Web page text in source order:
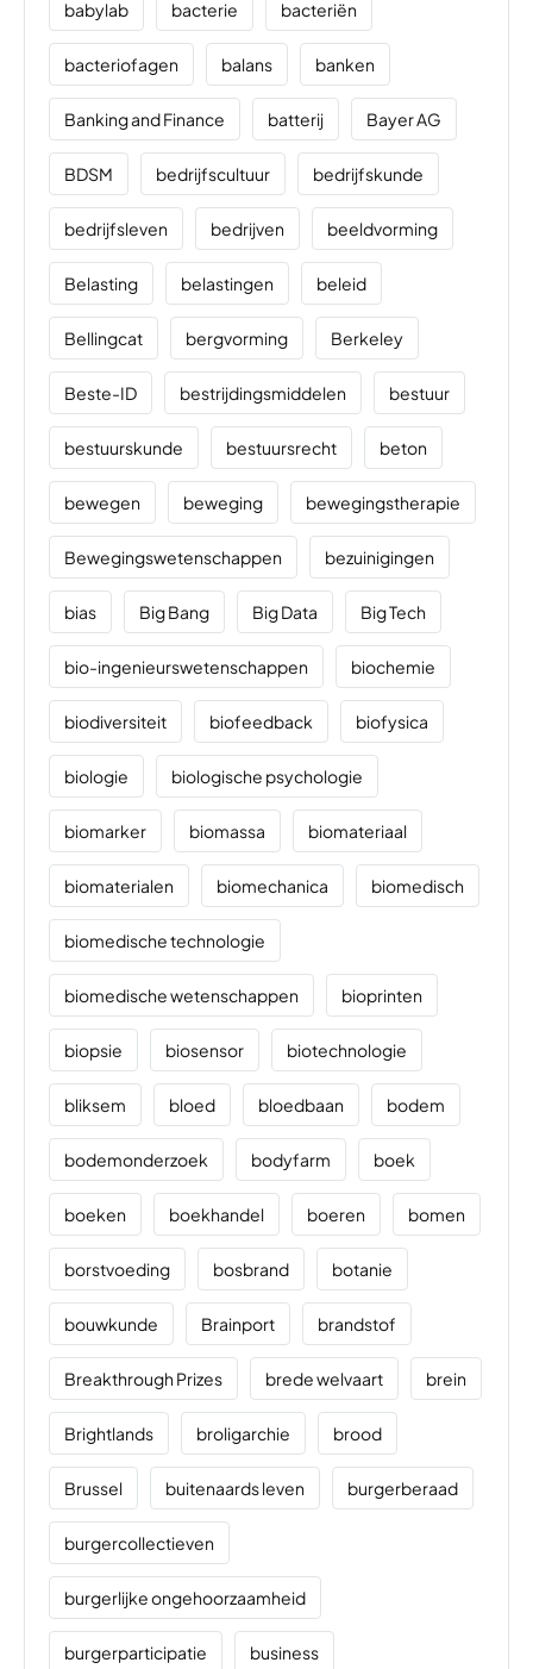
babylab bacterie bacteriën
bacteriofagen balans banken
Banking and Finance batterij Bayer AG
BDSM bedrijfscultuur bedrijfskunde
bedrijfsleven bedrijven beeldvorming
Belasting belastingen beleid
Bellingcat bergvorming Berkeley
Beste-ID bestrijdingsmiddelen bestuur
bestuurskunde bestuursrecht beton
bewegen beweging bewegingstherapie
Bewegingswetenschappen bezuinigingen
bias Big Bang Big Data Big Tech
bio-ingenieurswetenschappen biochemie
biodiversiteit biofeedback biofysica
biologie biologische psychologie
biomarker biomassa biomateriaal
biomaterialen biomechanica biomedisch
biomedische technologie
biomedische wetenschappen bioprinten
biopsie biosensor biotechnologie
bliksem bloed bloedbaan bodem
bodemonderzoek bodyfarm boek
boeken boekhandel boeren bomen
borstvoeding bosbrand botanie
bouwkunde Brainport brandstof
Breakthrough Prizes brede welvaart brein
Brightlands broligarchie brood
Brussel buitenaards leven burgerberaad
burgercollectieven
burgerlijke ongehoorzaamheid
burgerparticipatie business